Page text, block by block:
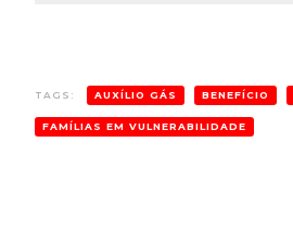
TAGS: AUXÍLIO GÁS BENEFÍCIO
FAMÍLIAS EM VULNERABILIDADE